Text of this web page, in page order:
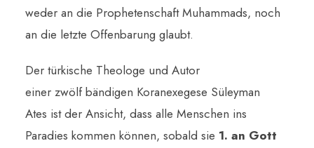
weder an die Prophetenschaft Muhammads, noch
an die letzte Offenbarung glaubt.
Der türkische Theologe und Autor
einer zwölf bändigen Koranexegese Süleyman
Ates ist der Ansicht, dass alle Menschen ins
Paradies kommen können, sobald sie 1. an Gott